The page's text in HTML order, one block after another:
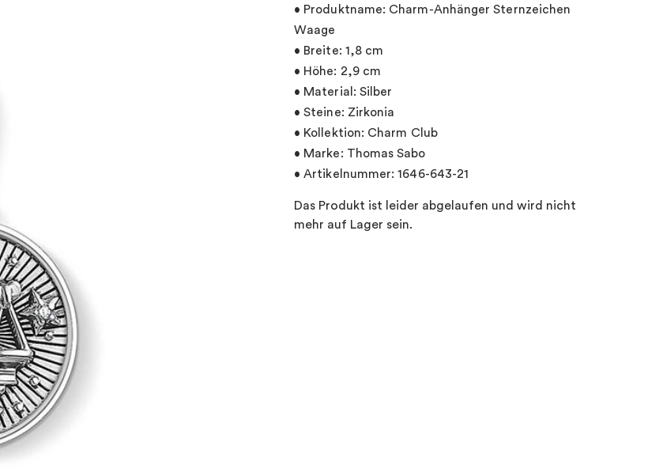
• Produktname: Charm-Anhänger Sternzeichen
Waage
• Breite: 1,8 cm
• Höhe: 2,9 cm
• Material: Silber
• Steine: Zirkonia
• Kollektion: Charm Club
• Marke: Thomas Sabo
• Artikelnummer: 1646-643-21
Das Produkt ist leider abgelaufen und wird nicht
mehr auf Lager sein.